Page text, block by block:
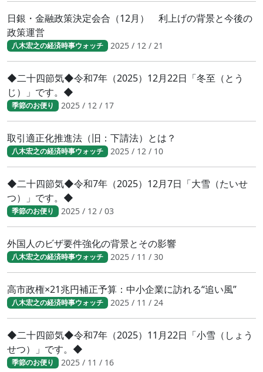
日銀・金融政策決定会合（12月） 利上げの背景と今後の
政策運営
八木宏之の経済時事ウォッチ 2025 / 12 / 21
◆二十四節気◆令和7年（2025）12月22日「冬至（とう
じ）」です。◆
季節のお便り 2025 / 12 / 17
取引適正化推進法（旧：下請法）とは？
八木宏之の経済時事ウォッチ 2025 / 12 / 10
◆二十四節気◆令和7年（2025）12月7日「大雪（たいせ
つ）」です。◆
季節のお便り 2025 / 12 / 03
外国人のビザ要件強化の背景とその影響
八木宏之の経済時事ウォッチ 2025 / 11 / 30
高市政権×21兆円補正予算：中小企業に訪れる“追い風”
八木宏之の経済時事ウォッチ 2025 / 11 / 24
◆二十四節気◆令和7年（2025）11月22日「小雪（しょう
せつ）」です。◆
季節のお便り 2025 / 11 / 16